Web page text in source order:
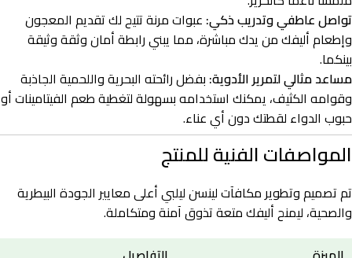
تواصل عاطفي وتدريب ذكي: عبوات مرنة تتيح لك تقديم المعجون
وإطعام أليفك من يدك مباشرة، مما يبني رابطة أمان وثقة وثيقة
بينكما.
مساعد مثالي لتمرير الأدوية: بفضل رائحته البحرية واللحمية الجاذبة
وقوامه الكثيف، يمكنك استخدامه بسهولة لتغطية طعم الفيتامينات أو
حبوب الدواء لقطتك دون أي عناء.
المواصفات الفنية للمنتج
تم تصميم وتطوير مكافآت لينسن ليلبي أعلى معايير الجودة البيطرية
والصحية، ليمنح أليفك متعة تذوق آمنة ومتكاملة.